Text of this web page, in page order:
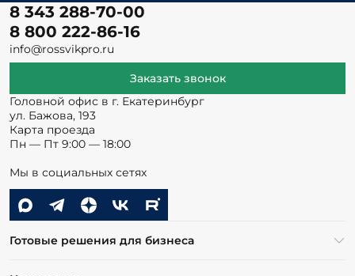
8 343 288-70-00
8 800 222-86-16
info@rossvikpro.ru
Заказать звонок
Головной офис в г. Екатеринбург
ул. Бажова, 193
Карта проезда
Пн — Пт 9:00 — 18:00
Мы в социальных сетях
Готовые решения для бизнеса